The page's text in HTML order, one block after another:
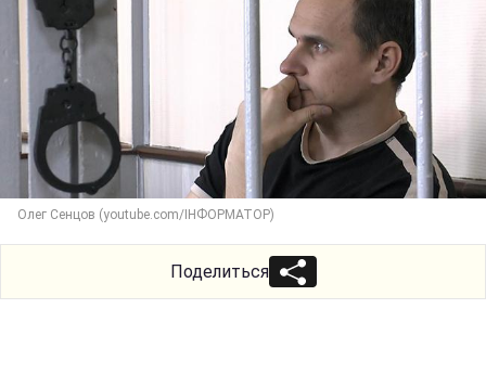
Олег Сенцов (youtube.com/ІНФОРМАТОР)
Поделиться